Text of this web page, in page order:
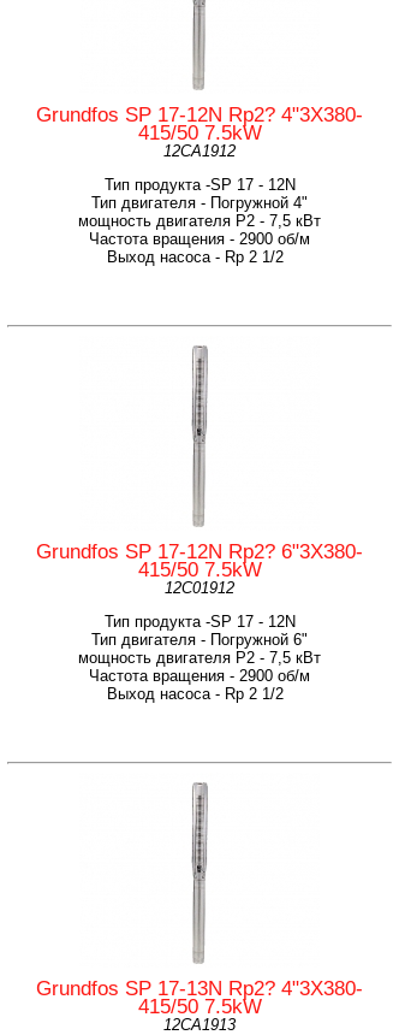
Grundfos SP 17-12N Rp2? 4"3X380-
415/50 7.5kW
12CA1912
Тип продукта -SP 17 - 12N
Тип двигателя - Погружной 4"
мощность двигателя Р2 - 7,5 кВт
Частота вращения - 2900 об/м
Выход насоса - Rp 2 1/2
Grundfos SP 17-12N Rp2? 6"3X380-
415/50 7.5kW
12C01912
Тип продукта -SP 17 - 12N
Тип двигателя - Погружной 6"
мощность двигателя Р2 - 7,5 кВт
Частота вращения - 2900 об/м
Выход насоса - Rp 2 1/2
Grundfos SP 17-13N Rp2? 4"3X380-
415/50 7.5kW
12CA1913